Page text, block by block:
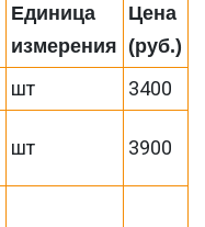
Единица
измерения
Цена
(руб.)
шт
3400
шт 3900